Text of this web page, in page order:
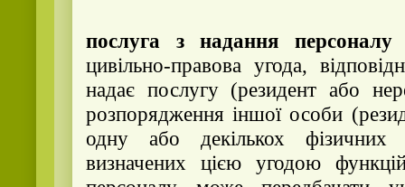
послуга з надання персоналу
цивільно-правова угода,
надає послугу (резидент або
розпорядження іншої особи
одну або декількох фізичних
визначених цією угодою